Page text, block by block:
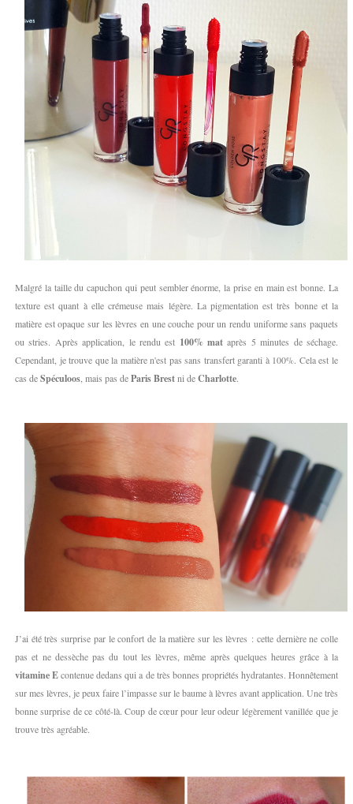
Malgré la taille du capuchon qui peut sembler énorme, la prise en main est bonne. La
texture est quant à elle crémeuse mais légère. La pigmentation est très bonne et la
matière est opaque sur les lèvres en une couche pour un rendu uniforme sans paquets
ou stries. Après application, le rendu est 100% mat après 5 minutes de séchage.
Cependant, je trouve que la matière n'est pas sans transfert garanti à 100%. Cela est le
cas deSpéculoos , mais pas deParis Brestni deCharlotte.
J’ai été très surprise par le confort de la matière sur les lèvres : cette dernière ne colle
pas et ne dessèche pas du tout les lèvres, même après quelques heures grâce à la
vitamine Econtenue dedans qui a de très bonnes propriétés hydratantes. Honnêtement
sur mes lèvres, je peux faire l’impasse sur le baume à lèvres avant application. Une très
bonne surprise de ce côté-là. Coup de cœur pour leur odeur légèrement vanillée que je
trouve très agréable.